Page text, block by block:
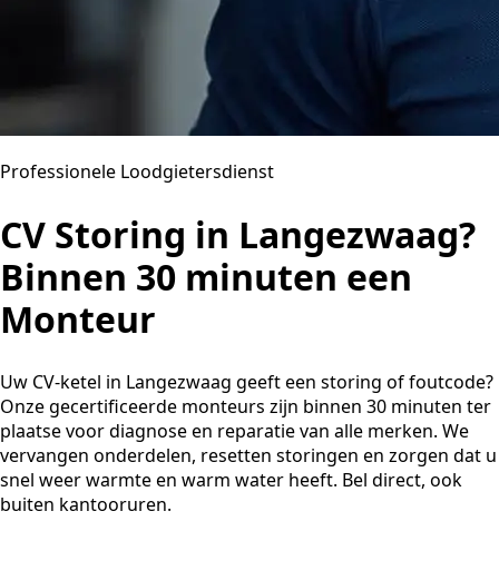
Professionele Loodgietersdienst
CV Storing in Langezwaag?
Binnen 30 minuten een
Monteur
Uw CV-ketel in Langezwaag geeft een storing of foutcode?
Onze gecertificeerde monteurs zijn binnen 30 minuten ter
plaatse voor diagnose en reparatie van alle merken. We
vervangen onderdelen, resetten storingen en zorgen dat u
snel weer warmte en warm water heeft. Bel direct, ook
buiten kantooruren.